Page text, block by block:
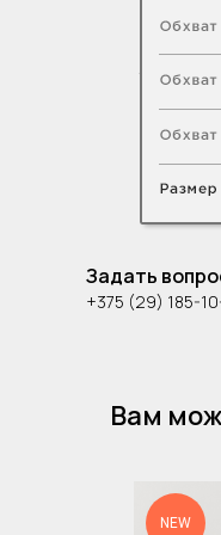
Задать
+375 (29) 185-
Вам
NEW